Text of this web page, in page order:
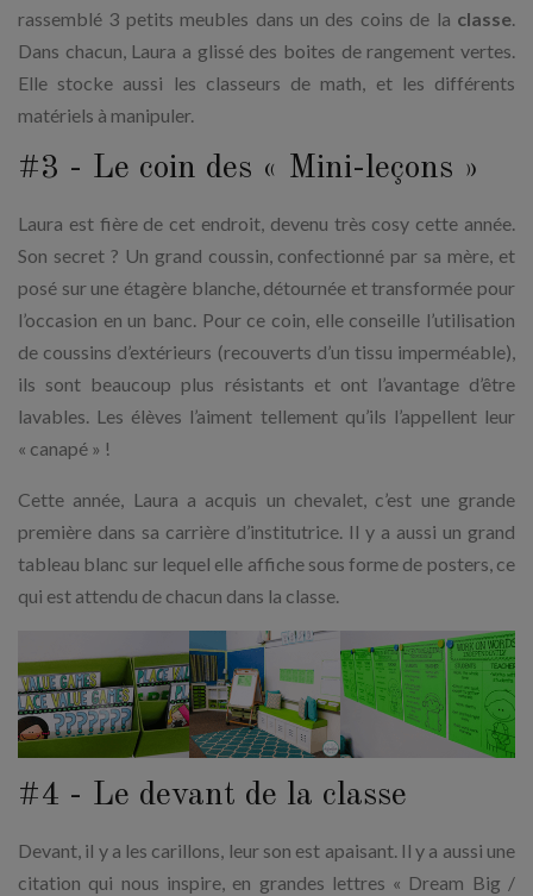
rassemblé 3 petits meubles dans un des coins de la classe.
Dans chacun, Laura a glissé des boites de rangement vertes.
Elle stocke aussi les classeurs de math, et les différents
matériels à manipuler.
#3 - Le coin des « Mini-leçons »
Laura est fière de cet endroit, devenu très cosy cette année.
Son secret ? Un grand coussin, confectionné par sa mère, et
posé sur une étagère blanche, détournée et transformée pour
l’occasion en un banc. Pour ce coin, elle conseille l’utilisation
de coussins d’extérieurs (recouverts d’un tissu imperméable),
ils sont beaucoup plus résistants et ont l’avantage d’être
lavables. Les élèves l’aiment tellement qu’ils l’appellent leur
« canapé » !
Cette année, Laura a acquis un chevalet, c’est une grande
première dans sa carrière d’institutrice. Il y a aussi un grand
tableau blanc sur lequel elle affiche sous forme de posters, ce
qui est attendu de chacun dans la classe.
#4 - Le devant de la classe
Devant, il y a les carillons, leur son est apaisant. Il y a aussi une
citation qui nous inspire, en grandes lettres « Dream Big /